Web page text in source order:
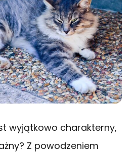
wyjątkowo charakterny,
Z powodzeniem